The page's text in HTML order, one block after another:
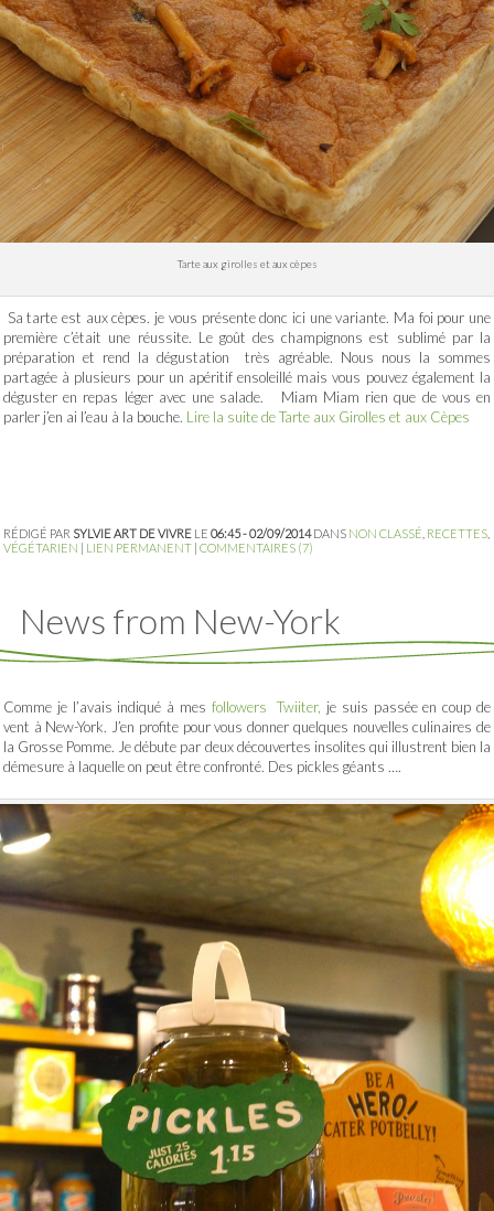
Tarte aux girolles et aux cèpes
Sa tarte est aux cèpes. je vous présente donc ici une variante. Ma foi pour une
première c’était une réussite. Le goût des champignons est sublimé par la
préparation et rend la dégustation très agréable. Nous nous la sommes
partagée à plusieurs pour un apéritif ensoleillé mais vous pouvez également la
déguster en repas léger avec une salade. Miam Miam rien que de vous en
parler j’en ai l’eau à la bouche. Lire la suite de Tarte aux Girolles et aux Cèpes
RÉDIGÉ PAR SYLVIE ART DE VIVRE LE 06:45 - 02/09/2014DANS NON CLASSÉ RECETTES
VÉGÉTARIEN
LIEN PERMANENT COMMENTAIRES (7)
News from New-York
Comme je l’avais indiqué à mes followers Twiiter, je suis passée en coup de
vent à New-York. J’en profite pour vous donner quelques nouvelles culinaires de
la Grosse Pomme. Je débute par deux découvertes insolites qui illustrent bien la
démesure à laquelle on peut être confronté. Des pickles géants ….